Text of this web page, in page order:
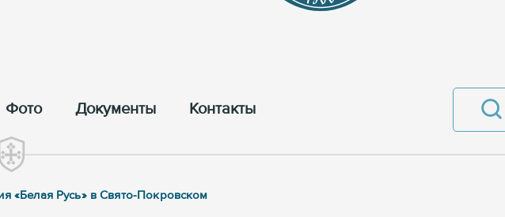
Фото Документы Контакты
«Белая Русь» в Свято-Покровском